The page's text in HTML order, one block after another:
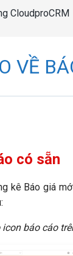
CloudproCRM
VỀ
có sẵn
kê Báo giá
icon báo cáo